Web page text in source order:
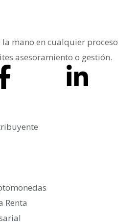
mano en cualquier proceso
asesoramiento o gestión.
Renta